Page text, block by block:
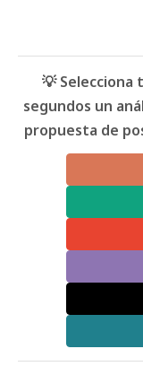
💡
segundos un
propuesta de